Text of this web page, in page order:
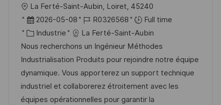
h
p
e
o
c
a
l
i
s
a
La Ferté-Saint-Aubin, Loiret, 45240
D
a
t
e
d
’
a
2026-05-08
R
é
f
é
r
e
n
R0326568
Full time
C
a
t
é
g
o
Industrie
La Ferté-Saint-Aubin
Nous recherchons un Ingénieur Méthodes
Industrialisation Produits pour rejoindre notre équipe
dynamique. Vous apporterez un support technique
industriel et collaborerez étroitement avec les
équipes opérationnelles pour garantir la